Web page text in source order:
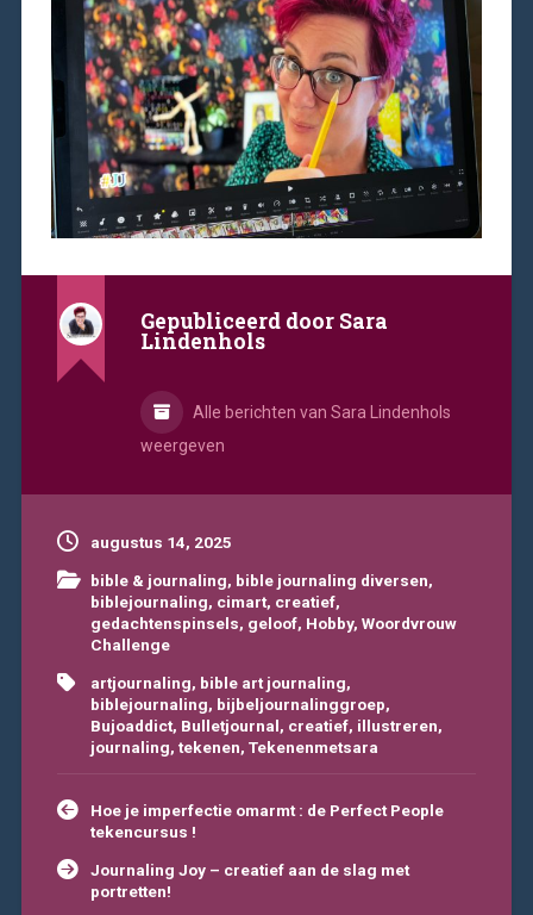
Gepubliceerd door Sara
Lindenhols
Alle berichten van Sara Lindenhols
weergeven
augustus 14, 2025
bible & journaling, bible journaling diversen,
biblejournaling, cimart, creatief,
gedachtenspinsels, geloof, Hobby, Woordvrouw
Challenge
artjournaling, bible art journaling,
biblejournaling, bijbeljournalinggroep,
Bujoaddict, Bulletjournal, creatief, illustreren,
journaling, tekenen, Tekenenmetsara
Bericht
navigatie
Hoe je imperfectie omarmt : de Perfect People
tekencursus !
Journaling Joy – creatief aan de slag met
portretten!